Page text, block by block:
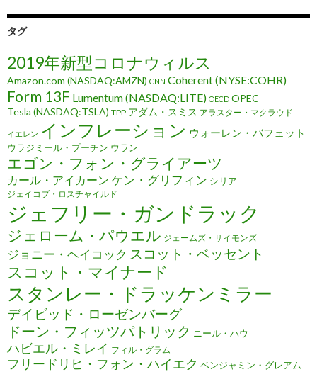
タグ
2019年新型コロナウィルス
Amazon.com (NASDAQ:AMZN) CNN Coherent (NYSE:COHR)
Form 13F Lumentum (NASDAQ:LITE) OECD OPEC
Tesla (NASDAQ:TSLA) TPP アダム・スミス アラスター・マクラウド
イエレン インフレーション ウォーレン・バフェット
ウラジミール・プーチン ウラン
エゴン・フォン・グライアーツ
カール・アイカーン ケン・グリフィン シリア
ジェイコブ・ロスチャイルド
ジェフリー・ガンドラック
ジェローム・パウエル ジェームズ・サイモンズ
ジョニー・ヘイコック スコット・ベッセント
スコット・マイナード
スタンレー・ドラッケンミラー
デイビッド・ローゼンバーグ
ドーン・フィッツパトリック ニール・ハウ
ハビエル・ミレイ フィル・グラム
フリードリヒ・フォン・ハイエク ベンジャミン・グレアム